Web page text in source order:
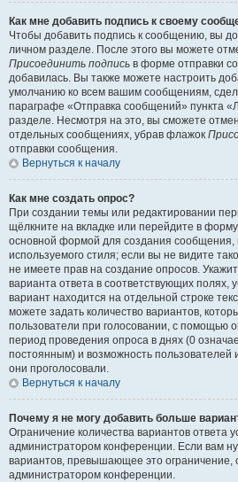
Как мне добавить подпись к своему
Чтобы добавить подпись к сообщению, вы
личном разделе. После этого вы можете
Присоединить подпись в форме отправки
добавилась. Вы также можете настроить
умолчанию ко всем вашим сообщениям,
параграфе «Отправка сообщений» пункта
разделе. Несмотря на это, вы сможете
отдельных сообщениях, убрав флажок
отправки сообщения.
Вернуться к началу
Как мне создать опрос?
При создании темы или редактировании
щёлкните на вкладке или перейдите в форму
основной формой для создания сообщения,
используемого стиля; если вы не видите
не имеете прав на создание опросов.
варианта ответа в соответствующих полях,
вариант находится на отдельной строке
можете задать количество вариантов,
пользователи при голосовании, с помощью
период проведения опроса в днях (0
постоянным) и возможность пользователей
они проголосовали.
Вернуться к началу
Почему я не могу добавить больше
Ограничение количества вариантов ответа
администратором конференции. Если вам
вариантов, превышающее это ограничение,
администратором конференции.